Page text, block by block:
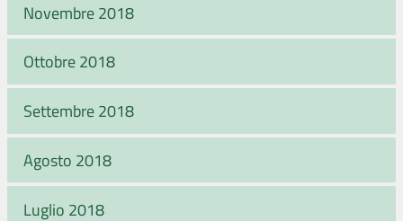
Novembre 2018
Ottobre 2018
Settembre 2018
Agosto 2018
Luglio 2018